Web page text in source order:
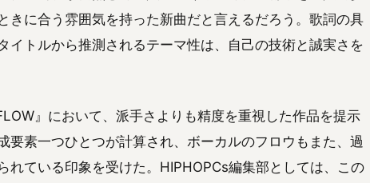
きに合う雰囲気を持った新曲だと言えるだろう。歌詞の具
イトルから推測されるテーマ性は、自己の技術と誠実さを
』において、派手さよりも精度を重視した作品を提示
要素一つひとつが計算され、ボーカルのフロウもまた、過
れている印象を受けた。HIPHOPCs編集部としては、この